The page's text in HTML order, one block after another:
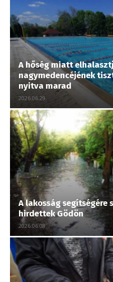
A hőség miatt
nagymedencéjének
nyitva marad
2026.06.29.
A lakosság
hirdettek Gödön
2026.06.08.